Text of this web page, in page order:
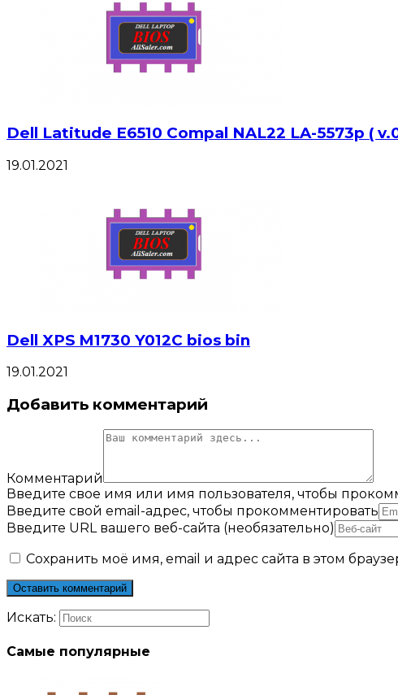
Dell Latitude E6510 Compal NAL22 LA-5573p (
19.01.2021
Dell XPS M1730 Y012C bios bin
19.01.2021
Добавить комментарий
Комментарий
Введите свое имя или имя пользователя, чтобы
Введите свой email-адрес, чтобы прокомментировать
Введите URL вашего веб-сайта (необязательно)
Сохранить моё имя, email и адрес сайта в этом
Искать:
Самые популярные